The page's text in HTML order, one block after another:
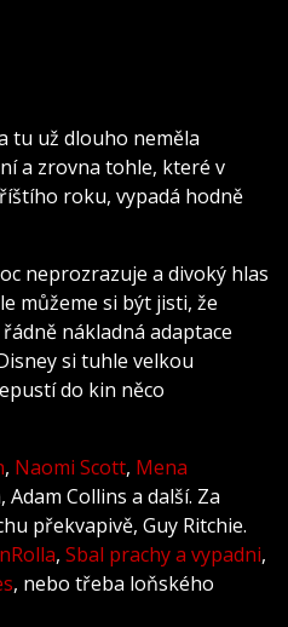
tu už dlouho neměla
a zrovna tohle, které v
roku, vypadá hodně
neprozrazuje a divoký hlas
můžeme si být jisti, že
nákladná adaptace
si tuhle velkou
do kin něco
, Naomi Scott, Mena
Adam Collins a další. Za
překvapivě, Guy Ritchie.
, Sbal prachy a vypadni,
, nebo třeba loňského